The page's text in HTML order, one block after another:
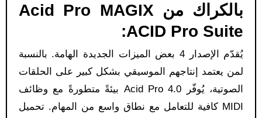
بالكراك من Acid Pro MAGIX
ACID Pro Suite:
يُقدّم الإصدار 4 بعض الميزات الجديدة الهامة. بالنسبة
لمن يعتمد إنتاجهم الموسيقي بشكل كبير على الحلقات
الصوتية، يُوفّر Acid Pro 4.0 بيئةً متطورةً مع وظائف
MIDI كافية للتعامل مع نطاق واسع من المهام. تحميل